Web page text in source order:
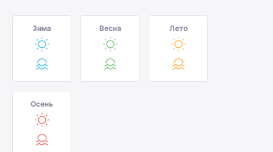
Зима Весна Лето
Осень